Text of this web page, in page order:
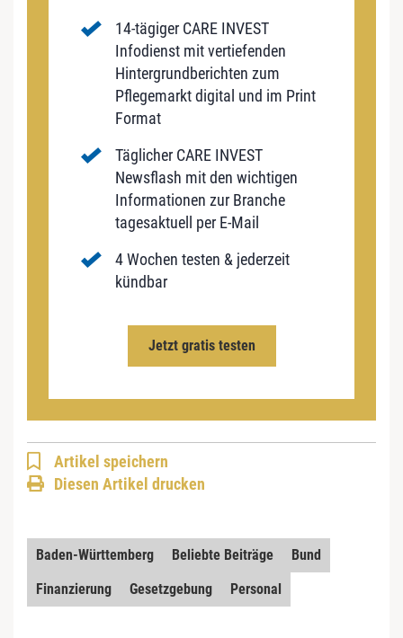
14-tägiger CARE INVEST
Infodienst mit vertiefenden
Hintergrundberichten zum
Pflegemarkt digital und im Print
Format
Täglicher CARE INVEST
Newsflash mit den wichtigen
Informationen zur Branche
tagesaktuell per E-Mail
4 Wochen testen & jederzeit
kündbar
Jetzt gratis testen
Artikel speichern
Diesen Artikel drucken
Baden-Württemberg Beliebte Beiträge
Bund
Finanzierung
Gesetzgebung Personal